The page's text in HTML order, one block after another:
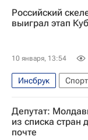
Российский
выиграл этап
10 января, 13:54
Инсбрук Спорт
Даниил Романов
Международный
Скелетон
Депутат:
из списка стран
почте